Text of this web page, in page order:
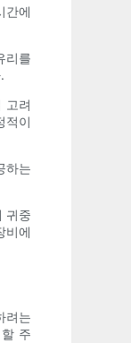
간에
리를
고려
적이
하는
귀중
비에
려는
주